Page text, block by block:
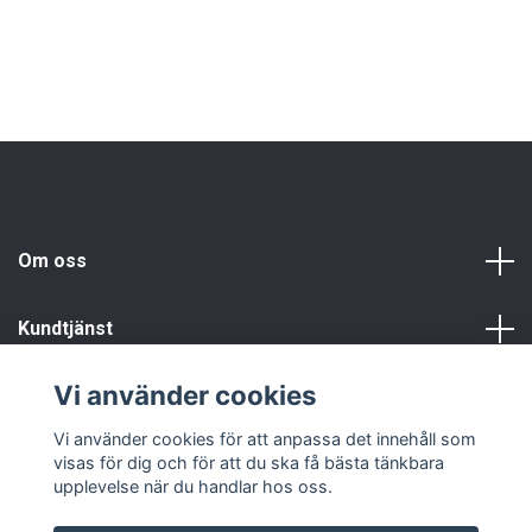
Om oss
Kundtjänst
Vi använder cookies
Vi använder cookies för att anpassa det innehåll som
visas för dig och för att du ska få bästa tänkbara
upplevelse när du handlar hos oss.